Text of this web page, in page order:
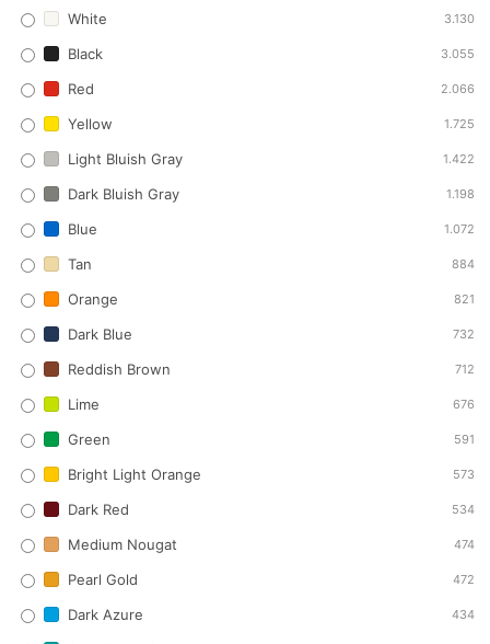
White
3.130
Black 3.055
Red 2.066
Yellow 1.725
Light Bluish Gray 1.422
Dark Bluish Gray 1.198
Blue 1.072
Tan 884
Orange 821
Dark Blue 732
Reddish Brown 712
Lime 676
Green 591
Bright Light Orange 573
Dark Red 534
Medium Nougat 474
Pearl Gold 472
Dark Azure 434